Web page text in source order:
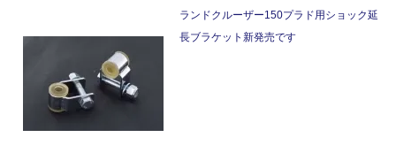
ランドクルーザー150プラド用ショック延
長ブラケット新発売です